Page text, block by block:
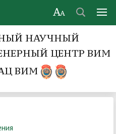
НАУЧНЫЙ
ЦЕНТР ВИМ
ВИМ